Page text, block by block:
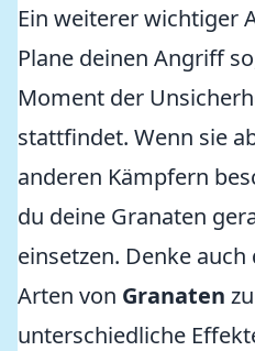
Ein weiterer wichtiger
Plane deinen Angriff
Moment der
stattfindet. Wenn sie
anderen Kämpfern
du deine Granaten
einsetzen. Denke
Arten von Granaten
unterschiedliche